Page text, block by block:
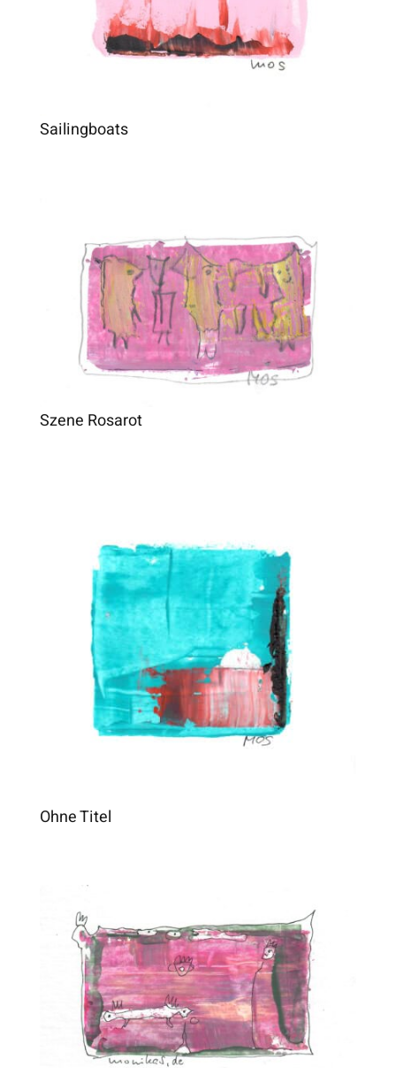
Sailingboats
Szene Rosarot
Ohne Titel